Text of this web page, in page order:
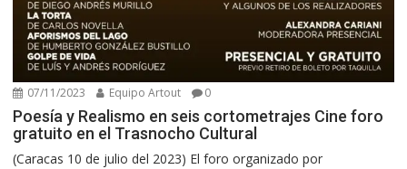
07/11/2023 Equipo Artout 0
Poesía y Realismo en seis cortometrajes Cine foro
gratuito en el Trasnocho Cultural
(Caracas 10 de julio del 2023) El foro organizado por